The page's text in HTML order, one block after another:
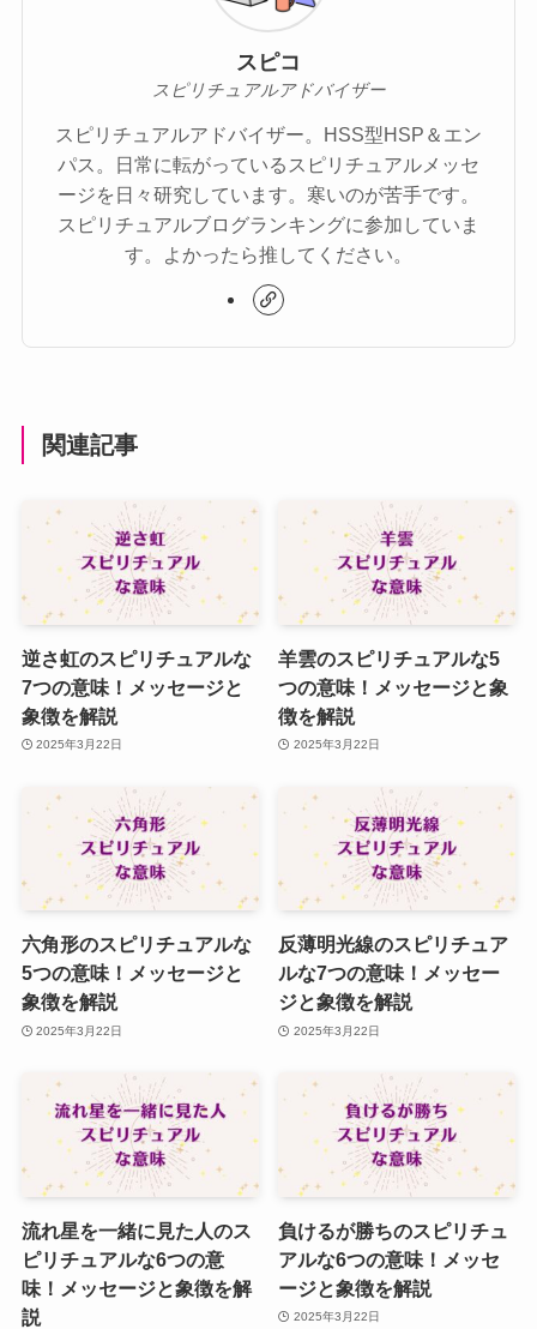
スピコ
スピリチュアルアドバイザー
スピリチュアルアドバイザー。HSS型HSP＆エン
パス。日常に転がっているスピリチュアルメッセ
ージを日々研究しています。寒いのが苦手です。
スピリチュアルブログランキングに参加していま
す。よかったら推してください。
関連記事
逆さ虹のスピリチュアルな
7つの意味！メッセージと
象徴を解説
2025年3月22日
羊雲のスピリチュアルな5
つの意味！メッセージと象
徴を解説
2025年3月22日
六角形のスピリチュアルな
5つの意味！メッセージと
象徴を解説
2025年3月22日
反薄明光線のスピリチュア
ルな7つの意味！メッセー
ジと象徴を解説
2025年3月22日
流れ星を一緒に見た人のス
ピリチュアルな6つの意
味！メッセージと象徴を解
説
負けるが勝ちのスピリチュ
アルな6つの意味！メッセ
ージと象徴を解説
2025年3月22日